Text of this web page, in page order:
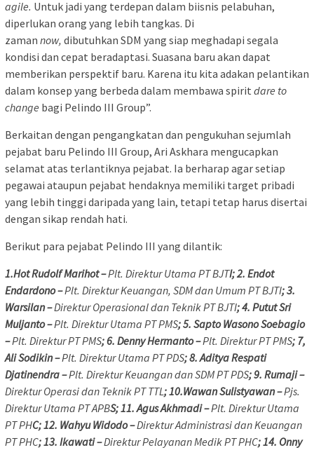
agile. Untuk jadi yang terdepan dalam biisnis pelabuhan,
diperlukan orang yang lebih tangkas. Di
zaman now, dibutuhkan SDM yang siap meghadapi segala
kondisi dan cepat beradaptasi. Suasana baru akan dapat
memberikan perspektif baru. Karena itu kita adakan pelantikan
dalam konsep yang berbeda dalam membawa spirit dare to
change bagi Pelindo III Group”.
Berkaitan dengan pengangkatan dan pengukuhan sejumlah
pejabat baru Pelindo III Group, Ari Askhara mengucapkan
selamat atas terlantiknya pejabat. Ia berharap agar setiap
pegawai ataupun pejabat hendaknya memiliki target pribadi
yang lebih tinggi daripada yang lain, tetapi tetap harus disertai
dengan sikap rendah hati.
Berikut para pejabat Pelindo III yang dilantik:
1.Hot Rudolf Marihot –Plt. Direktur Utama PT BJTI; 2. Endot
Endardono –Plt. Direktur Keuangan, SDM dan Umum PT BJTI; 3.
Warsilan –Direktur Operasional dan Teknik PT BJTI; 4. Putut Sri
Muljanto –Plt. Direktur Utama PT PMS; 5. Sapto Wasono Soebagio
–Plt. Direktur PT PMS; 6. Denny Hermanto –Plt. Direktur PT PMS; 7,
Ali Sodikin –Plt. Direktur Utama PT PDS; 8. Aditya Respati
Djatinendra –Plt. Direktur Keuangan dan SDM PT PDS; 9. Rumaji –
Direktur Operasi dan Teknik PT TTL; 10.Wawan Sulistyawan –Pjs.
Direktur Utama PT APBS; 11. Agus Akhmadi –Plt. Direktur Utama
PT PHC; 12. Wahyu Widodo –Direktur Administrasi dan Keuangan
PT PHC; 13. Ikawati –Direktur Pelayanan Medik PT PHC; 14. Onny